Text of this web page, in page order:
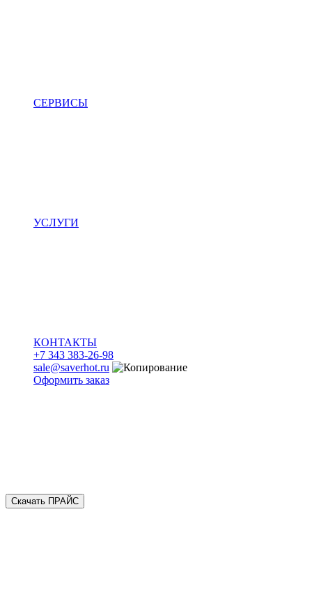
СЕРВИСЫ
УСЛУГИ
КОНТАКТЫ
+7 343 383-26-98
sale@saverhot.ru
Оформить заказ
Скачать ПРАЙС